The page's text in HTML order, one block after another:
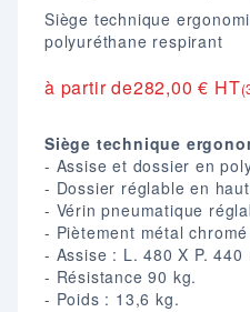
Siège technique
polyuréthane respirant
à partir de282,00 € HT
Siège technique
- Assise et dossier en
- Dossier réglable en
- Vérin pneumatique
- Piètement métal
- Assise : L. 480 X P. 440
- Résistance 90 kg.
- Poids : 13,6 kg.